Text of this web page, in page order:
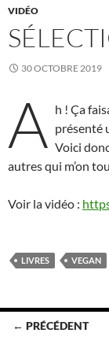
VIDÉO
30 OCTOBRE 2019
A h ! Ça
présenté
Voici
autres qui m’on
Voir la vidéo :
LIVRES VEGAN
Navigation
← PRÉCÉDENT